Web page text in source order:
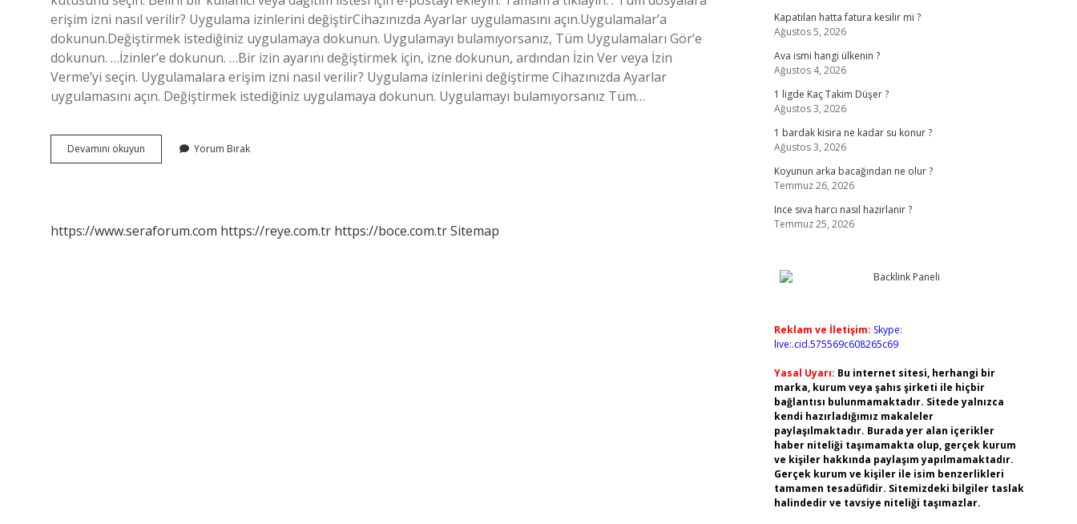
erişim izni nasıl verilir? Uygulama izinlerini değiştirCihazınızda Ayarlar uygulamasını açın.Uygulamalar’a
dokunun.Değiştirmek istediğiniz uygulamaya dokunun. Uygulamayı bulamıyorsanız, Tüm Uygulamaları Gör’e
dokunun. …İzinler’e dokunun. …Bir izin ayarını değiştirmek için, izne dokunun, ardından İzin Ver veya İzin
Verme’yi seçin. Uygulamalara erişim izni nasıl verilir? Uygulama izinlerini değiştirme Cihazınızda Ayarlar
uygulamasını açın. Değiştirmek istediğiniz uygulamaya dokunun. Uygulamayı bulamıyorsanız Tüm…
Devamını okuyun
Izni
Yorum Bırak
https://www.seraforum.com https://reye.com.tr https://boce.com.trSitemap
Kapatılan hatta fatura kesilir mi ?
Ağustos 5, 2026
Ava ismi hangi ülkenin ?
Ağustos 4, 2026
1 ligde Kaç Takim Düşer ?
Ağustos 3, 2026
1 bardak kisira ne kadar su konur ?
Ağustos 3, 2026
Koyunun arka bacağından ne olur ?
Temmuz 26, 2026
Ince sıva harcı nasıl hazirlanir ?
Temmuz 25, 2026
Reklam ve İletişim: Skype:
live:.cid.575569c608265c69
Yasal Uyarı: Bu internet sitesi, herhangi bir
marka, kurum veya şahıs şirketi ile hiçbir
bağlantısı bulunmamaktadır. Sitede yalnızca
kendi hazırladığımız makaleler
paylaşılmaktadır. Burada yer alan içerikler
haber niteliği taşımamakta olup, gerçek kurum
ve kişiler hakkında paylaşım yapılmamaktadır.
Gerçek kurum ve kişiler ile isim benzerlikleri
tamamen tesadüfidir. Sitemizdeki bilgiler taslak
halindedir ve tavsiye niteliği taşımazlar.